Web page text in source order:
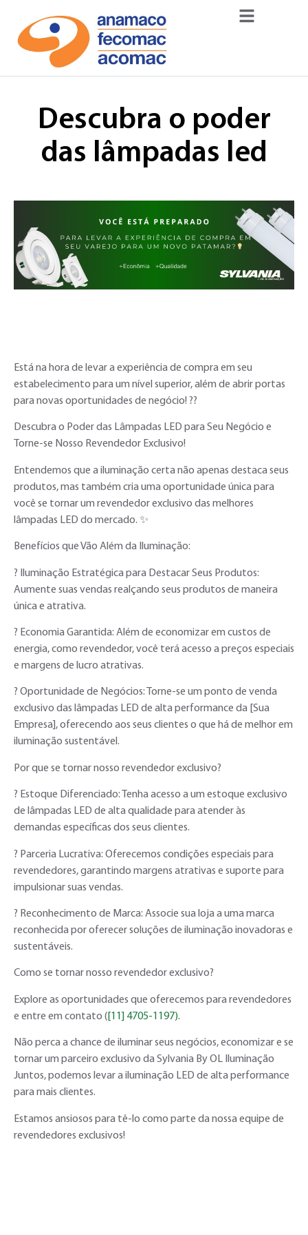
Descubra o poder
das lâmpadas led
Está na hora de levar a experiência de compra em seu
estabelecimento para um nível superior, além de abrir portas
para novas oportunidades de negócio! ??
Descubra o Poder das Lâmpadas LED para Seu Negócio e
Torne-se Nosso Revendedor Exclusivo!
Entendemos que a iluminação certa não apenas destaca seus
produtos, mas também cria uma oportunidade única para
você se tornar um revendedor exclusivo das melhores
lâmpadas LED do mercado. ✨
Benefícios que Vão Além da Iluminação:
? Iluminação Estratégica para Destacar Seus Produtos:
Aumente suas vendas realçando seus produtos de maneira
única e atrativa.
? Economia Garantida: Além de economizar em custos de
energia, como revendedor, você terá acesso a preços especiais
e margens de lucro atrativas.
? Oportunidade de Negócios: Torne-se um ponto de venda
exclusivo das lâmpadas LED de alta performance da [Sua
Empresa], oferecendo aos seus clientes o que há de melhor em
iluminação sustentável.
Por que se tornar nosso revendedor exclusivo?
?️ Estoque Diferenciado: Tenha acesso a um estoque exclusivo
de lâmpadas LED de alta qualidade para atender às
demandas específicas dos seus clientes.
? Parceria Lucrativa: Oferecemos condições especiais para
revendedores, garantindo margens atrativas e suporte para
impulsionar suas vendas.
? Reconhecimento de Marca: Associe sua loja a uma marca
reconhecida por oferecer soluções de iluminação inovadoras e
sustentáveis.
Como se tornar nosso revendedor exclusivo?
Explore as oportunidades que oferecemos para revendedores
e entre em contato ( [11] 4705-1197).
Não perca a chance de iluminar seus negócios, economizar e se
tornar um parceiro exclusivo da Sylvania By OL Iluminação
Juntos, podemos levar a iluminação LED de alta performance
para mais clientes.
Estamos ansiosos para tê-lo como parte da nossa equipe de
revendedores exclusivos!